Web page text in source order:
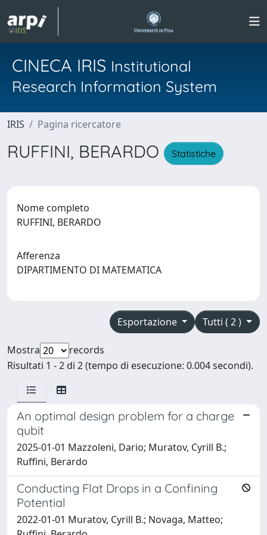
CINECA IRIS Institutional
Research Information System
IRIS Pagina ricercatore
RUFFINI, BERARDO Statistiche
Nome completo
RUFFINI, BERARDO
Afferenza
DIPARTIMENTO DI MATEMATICA
Tutti ( 2 )
Esportazione
Mostra
records
Risultati 1 - 2 di 2 (tempo di esecuzione: 0.004 secondi).
An optimal design problem for a charge
qubit
2025-01-01 Mazzoleni, Dario; Muratov, Cyrill B.;
Ruffini, Berardo
Conducting Flat Drops in a Confining
Potential
2022-01-01 Muratov, Cyrill B.; Novaga, Matteo;